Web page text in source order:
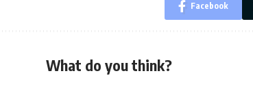
Facebook
What do you think?